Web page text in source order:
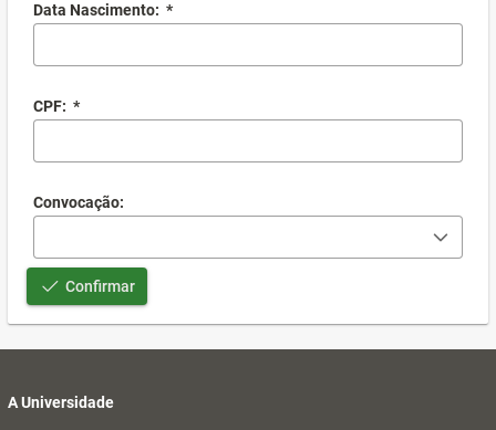
Data Nascimento: *
CPF: *
Convocação:
Confirmar
A Universidade